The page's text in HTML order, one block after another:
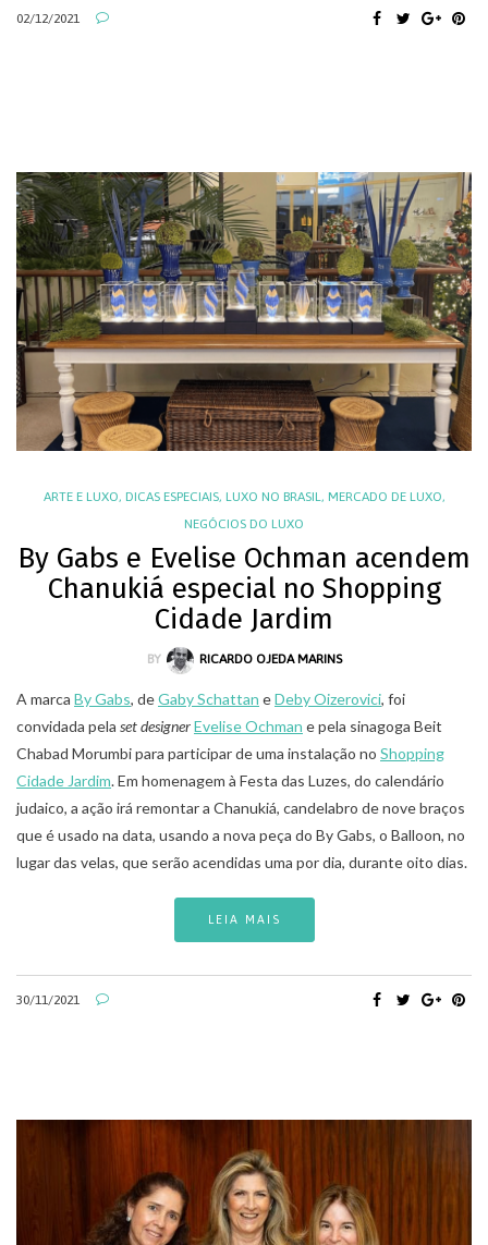
02/12/2021
ARTE E LUXO, DICAS ESPECIAIS, LUXO NO BRASIL, MERCADO DE LUXO,
NEGÓCIOS DO LUXO
By Gabs e Evelise Ochman acendem
Chanukiá especial no Shopping
Cidade Jardim
BY RICARDO OJEDA MARINS
A marca By Gabs, deGaby Schattan eDeby Oizerovici, foi
convidada pela set designerEvelise Ochman e pela sinagoga Beit
Chabad Morumbi para participar de uma instalação no Shopping
Cidade Jardim. Em homenagem à Festa das Luzes, do calendário
judaico, a ação irá remontar a Chanukiá, candelabro de nove braços
que é usado na data, usando a nova peça do By Gabs, o Balloon, no
lugar das velas, que serão acendidas uma por dia, durante oito dias.
LEIA MAIS
30/11/2021